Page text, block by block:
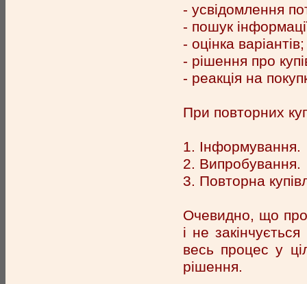
- усвідомлення
- пошук
- оцінка варіантів;
- рішення про
- реакція на
При повторних
1. Інформування.
2. Випробування.
3. Повторна
Очевидно, що
і не
весь процес у
рішення.